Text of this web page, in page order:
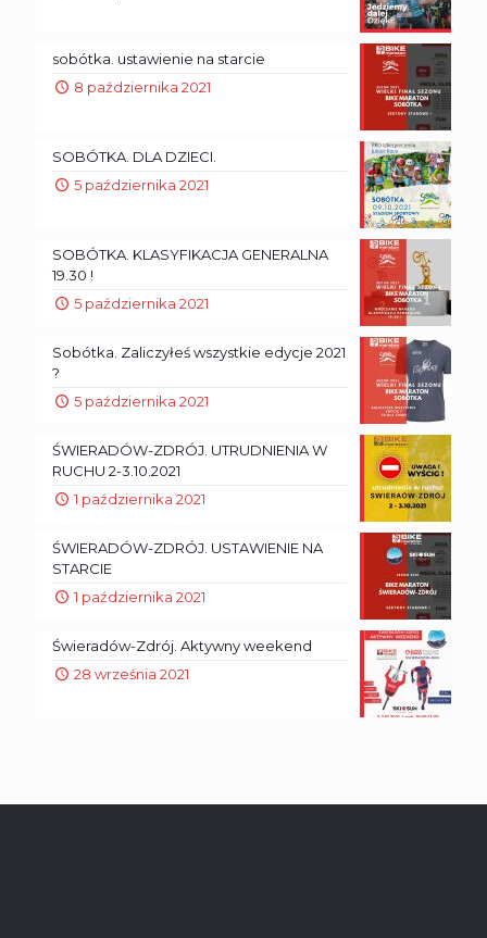
sobótka. ustawienie na starcie
8 października 2021
SOBÓTKA. DLA DZIECI.
5 października 2021
SOBÓTKA. KLASYFIKACJA GENERALNA
19.30 !
5 października 2021
Sobótka. Zaliczyłeś wszystkie edycje 2021
?
5 października 2021
ŚWIERADÓW-ZDRÓJ. UTRUDNIENIA W
RUCHU 2-3.10.2021
1 października 2021
ŚWIERADÓW-ZDRÓJ. USTAWIENIE NA
STARCIE
1 października 2021
Świeradów-Zdrój. Aktywny weekend
28 września 2021